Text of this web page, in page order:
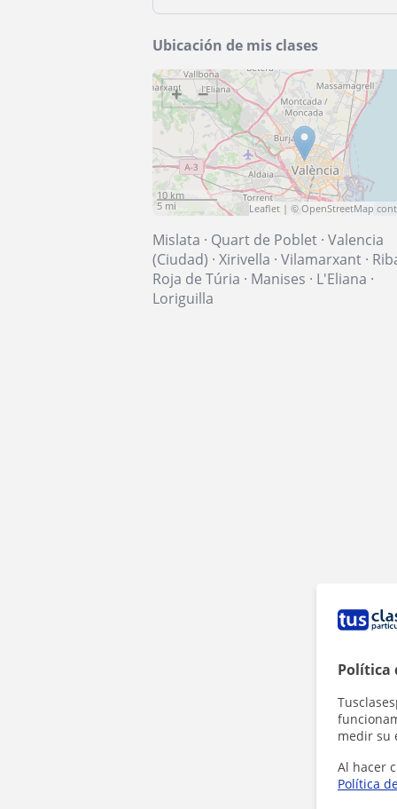
Política
medir su
Al hacer
Política
Ubicación de mis clases
+ −
10 km
5 mi
Leaflet | ©OpenStreetMap
Mislata · Quart de Poblet · Valencia
(Ciudad) · Xirivella · Vilamarxant ·
Roja de Túria · Manises · L'Eliana ·
Loriguilla